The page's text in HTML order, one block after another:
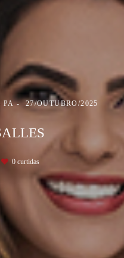
PA 27/OUTUBRO/2025
0curtidas